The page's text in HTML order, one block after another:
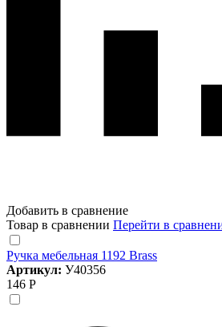
Добавить в сравнение
Товар в сравнении Перейти в
Ручка мебельная 1192 Brass
Артикул: У40356
146 Р